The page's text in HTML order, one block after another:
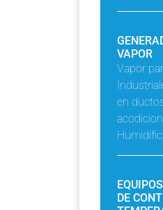
VAPOR
Vapor
en
DE